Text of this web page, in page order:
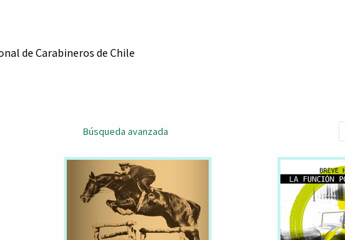
de Carabineros de Chile
Búsqueda avanzada